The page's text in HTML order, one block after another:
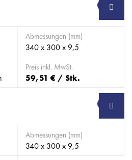
SB
Abmessungen (mm)
340 x 300 x 9,5
Preis inkl. MwSt.
59,51 € / Stk.
SB
Abmessungen (mm)
340 x 300 x 9,5